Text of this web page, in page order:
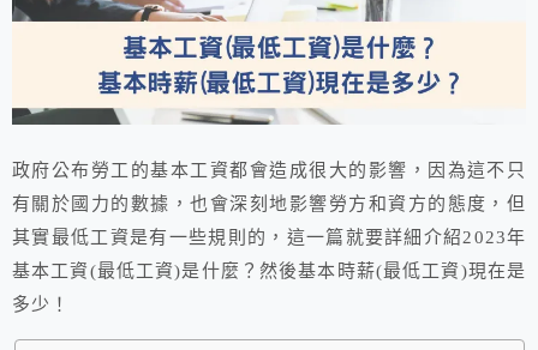
政府公布勞工的基本工資都會造成很大的影響，因為這不只
有關於國力的數據，也會深刻地影響勞方和資方的態度，但
其實最低工資是有一些規則的，這一篇就要詳細介紹2023年
基本工資(最低工資)是什麼？然後基本時薪(最低工資)現在是
多少！